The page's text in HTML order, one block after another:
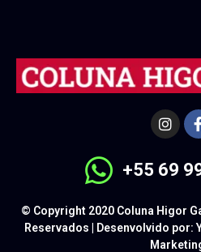
+55 69
© Copyright 2020 Coluna Higor
Reservados | Desenvolvido por: